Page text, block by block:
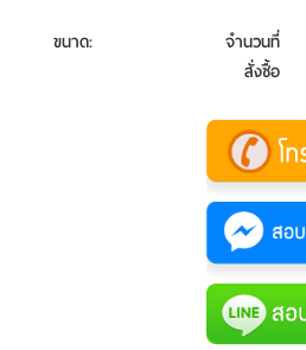
ขนาด:
จำนวนที่
สั่งซื้อ